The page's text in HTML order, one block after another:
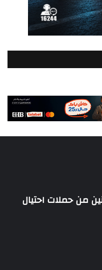
من حملات احتيال